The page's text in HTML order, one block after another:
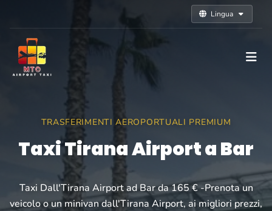
Lingua
TRASFERIMENTI AEROPORTUALI PREMIUM
Taxi Tirana Airport a Bar
Taxi Dall'Tirana Airport ad Bar da 165 € -Prenota un
veicolo o un minivan dall'Tirana Airport, ai migliori prezzi,